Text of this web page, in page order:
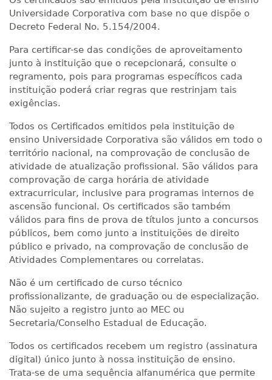
Universidade Corporativa com base no que dispõe o
Decreto Federal No. 5.154/2004.
Para certificar-se das condições de aproveitamento
junto à instituição que o recepcionará, consulte o
regramento, pois para programas específicos cada
instituição poderá criar regras que restrinjam tais
exigências.
Todos os Certificados emitidos pela instituição de
ensino Universidade Corporativa são válidos em todo o
território nacional, na comprovação de conclusão de
atividade de atualização profissional. São válidos para
comprovação de carga horária de atividade
extracurricular, inclusive para programas internos de
ascensão funcional. Os certificados são também
válidos para fins de prova de títulos junto a concursos
públicos, bem como junto a instituições de direito
público e privado, na comprovação de conclusão de
Atividades Complementares ou correlatas.
Não é um certificado de curso técnico
profissionalizante, de graduação ou de especialização.
Não sujeito a registro junto ao MEC ou
Secretaria/Conselho Estadual de Educação.
Todos os certificados recebem um registro (assinatura
digital) único junto à nossa instituição de ensino.
Trata-se de uma sequência alfanumérica que permite